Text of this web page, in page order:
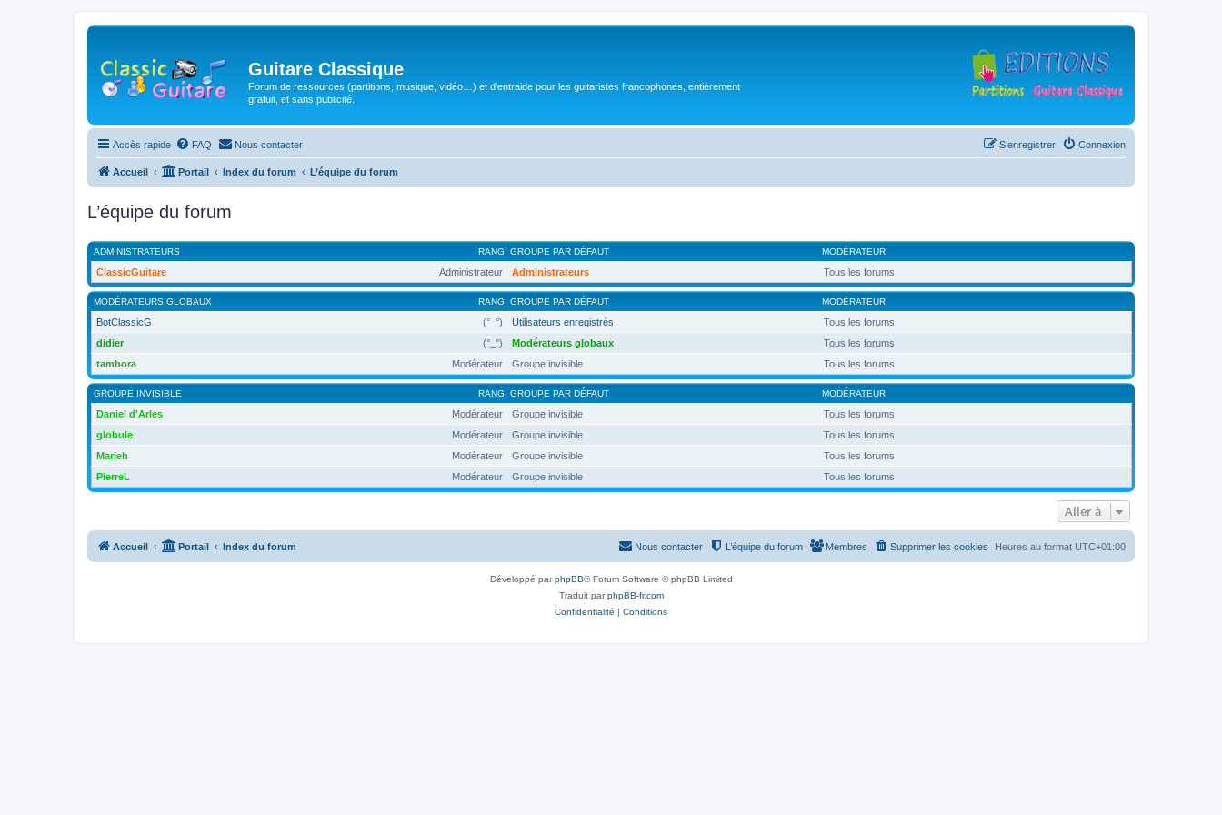
Guitare Classique
Forum de ressources (partitions, musique, vidéo…) et d'entraide pour les guitaristes francophones, entièrement
gratuit, et sans publicité.
Accès rapide FAQ Nous contacter Connexion
S’enregistrer
Accueil Portail Index du forum L’équipe du forum
L’équipe du forum
RANG
ADMINISTRATEURS GROUPE PAR DÉFAUT MODÉRATEUR
Administrateur
ClassicGuitare Administrateurs Tous les forums
RANG
MODÉRATEURS GLOBAUX GROUPE PAR DÉFAUT MODÉRATEUR
(°_°)
BotClassicG Utilisateurs enregistrés
Tous les forums
(°_°)
didier Modérateurs globaux
Tous les forums
Modérateur
tambora Groupe invisible Tous les forums
RANG
GROUPE INVISIBLE GROUPE PAR DÉFAUT MODÉRATEUR
Modérateur
Daniel d'Arles Groupe invisible
Tous les forums
Modérateur
globule Groupe invisible
Tous les forums
Modérateur
Marieh Groupe invisible
Tous les forums
Modérateur
PierreL Groupe invisible Tous les forums
Aller à
Accueil Portail Index du forum Heures au format UTC+01:00
Supprimer les cookies
Membres
L’équipe du forum
Nous contacter
Développé parphpBB® Forum Software © phpBB Limited
Traduit parphpBB-fr.com
Confidentialité | Conditions